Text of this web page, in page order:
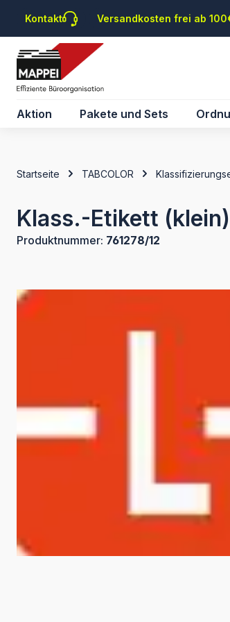
Hauptinhalt springen
Zur Suche springen
Zur Hauptnavigation springen
Kontakt Versandkosten frei ab
Aktion Pakete und Sets
Startseite TABCOLOR
Klass.-Etikett
Produktnummer: 761278/12